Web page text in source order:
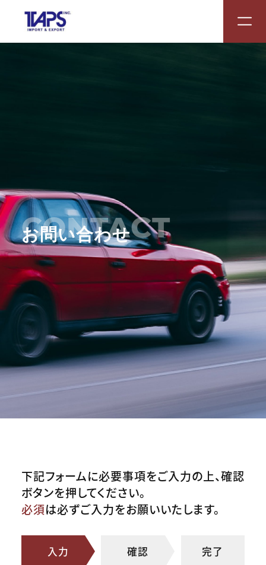
CONTACT
お問い合わせ
下記フォームに必要事項をご入力の上、確認
ボタンを押してください。
必須は必ずご入力をお願いいたします。
入力 確認 完了